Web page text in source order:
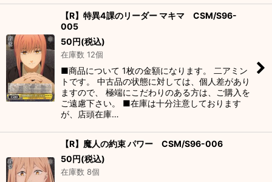
【R】特異4課のリーダー マキマ CSM/S96-
005
50円(税込)
在庫数 12個
■商品について 1枚の金額になります。 二アミン
トです。 中古品の状態に対しては、個人差があり
ますので、 極端にこだわりのある方は、ご購入を
ご遠慮下さい。 ■在庫は十分注意しております
が、店頭在庫…
【R】魔人の約束 パワー CSM/S96-006
50円(税込)
在庫数 8個